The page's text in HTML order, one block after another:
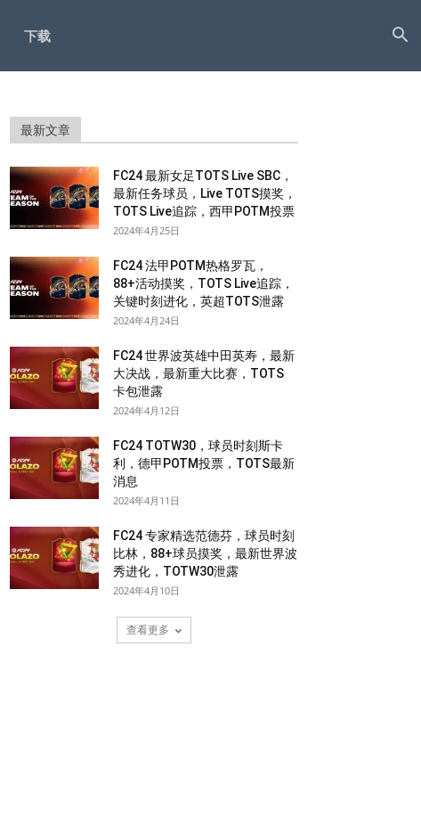
下载
最新文章
FC24 最新女足TOTS Live SBC，
最新任务球员，Live TOTS摸奖，
TOTS Live追踪，西甲POTM投票
2024年4月25日
FC24 法甲POTM热格罗瓦，
88+活动摸奖，TOTS Live追踪，
关键时刻进化，英超TOTS泄露
2024年4月24日
FC24 世界波英雄中田英寿，最新
大决战，最新重大比赛，TOTS
卡包泄露
2024年4月12日
FC24 TOTW30，球员时刻斯卡
利，德甲POTM投票，TOTS最新
消息
2024年4月11日
FC24 专家精选范德芬，球员时刻
比林，88+球员摸奖，最新世界波
秀进化，TOTW30泄露
2024年4月10日
查看更多